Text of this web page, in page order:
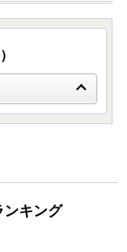
た場合はご対応
、入金及び返礼
関して、必要
知します。
ンキング